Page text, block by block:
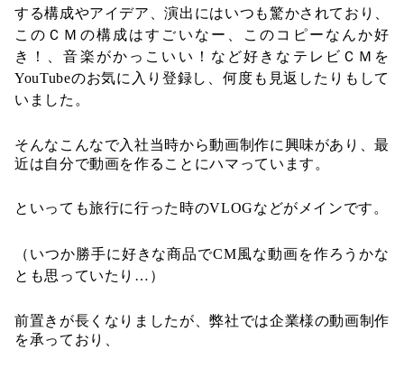
する構成やアイデア、演出にはいつも驚かされており、
このＣＭの構成はすごいなー、このコピーなんか好
き！、音楽がかっこいい！など好きなテレビＣＭを
YouTubeのお気に入り登録し、何度も見返したりもして
いました。
そんなこんなで入社当時から動画制作に興味があり、最
近は自分で動画を作ることにハマっています。
といっても旅行に行った時のVLOGなどがメインです。
（いつか勝手に好きな商品でCM風な動画を作ろうかな
とも思っていたり…）
前置きが長くなりましたが、弊社では企業様の動画制作
を承っており、